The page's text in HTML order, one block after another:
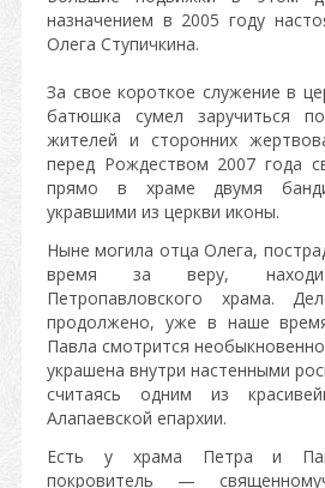
назначением в 2005 году
Олега Ступичкина.
За свое короткое служение в
батюшка сумел заручиться
жителей и сторонних
перед Рождеством 2007 года
прямо в храме двумя
укравшими из церкви иконы.
Ныне могила отца Олега,
время за веру,
Петропавловского храма.
продолжено, уже в наше
Павла смотрится
украшена внутри настенными
считаясь одним из
Алапаевской епархии.
Есть у храма Петра и
покровитель —